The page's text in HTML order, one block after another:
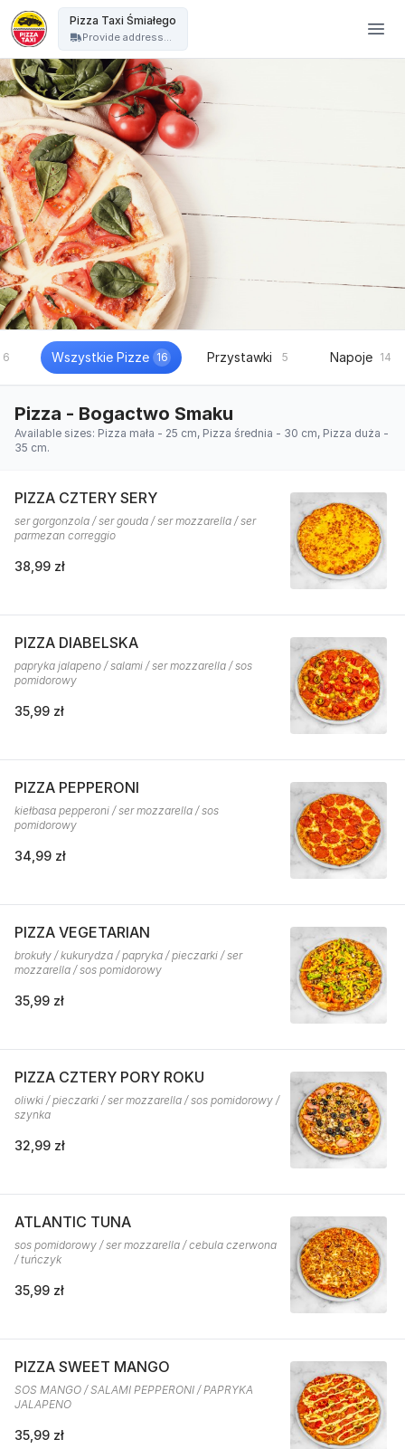
Pizza Taxi Śmiałego
Provide address...
6 Wszystkie Pizze 16 Przystawki 5 Napoje 14
Pizza - Bogactwo Smaku
Available sizes: Pizza mała - 25 cm, Pizza średnia - 30 cm, Pizza duża -
35 cm.
PIZZA CZTERY SERY
ser gorgonzola / ser gouda / ser mozzarella / ser
parmezan correggio
38,99 zł
PIZZA DIABELSKA
papryka jalapeno / salami / ser mozzarella / sos
pomidorowy
35,99 zł
PIZZA PEPPERONI
kiełbasa pepperoni / ser mozzarella / sos
pomidorowy
34,99 zł
PIZZA VEGETARIAN
brokuły / kukurydza / papryka / pieczarki / ser
mozzarella / sos pomidorowy
35,99 zł
PIZZA CZTERY PORY ROKU
oliwki / pieczarki / ser mozzarella / sos pomidorowy /
szynka
32,99 zł
ATLANTIC TUNA
sos pomidorowy / ser mozzarella / cebula czerwona
/ tuńczyk
35,99 zł
PIZZA SWEET MANGO
SOS MANGO / SALAMI PEPPERONI / PAPRYKA
JALAPENO
35,99 zł